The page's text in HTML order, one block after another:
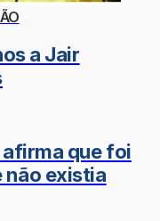
a Jair
que foi
não existia